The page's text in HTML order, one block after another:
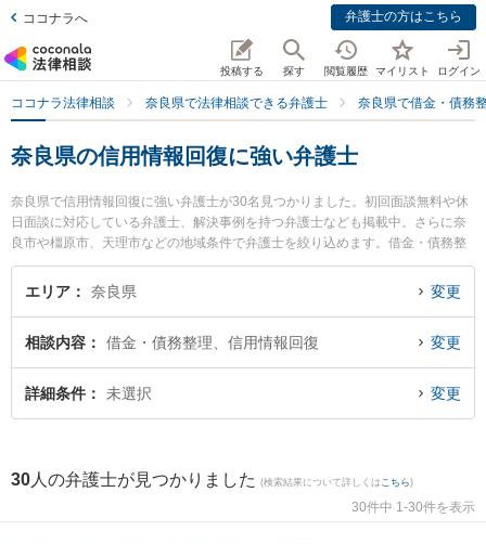
ココナラへ 弁護士の方はこちら
投稿する 探す 閲覧履歴 マイリスト ログイン
ココナラ法律相談 奈良県で法律相談できる弁護士 奈良県で借金・債務
奈良県の信用情報回復に強い弁護士
奈良県で信用情報回復に強い弁護士が30名見つかりました。初回面談無料や休
日面談に対応している弁護士、解決事例を持つ弁護士なども掲載中。さらに奈
良市や橿原市、天理市などの地域条件で弁護士を絞り込めます。借金・債務整
理に関係する消費者金融の債務整理やクレジット会社の債務整理、リボ払いの
債務整理等の細かな分野での絞り込み検索もでき便利です。特に大宮通り法律
注目されています。『奈良県で土日や夜間に発生した信用情報回復のトラブル
を今すぐに弁護士に相談したい』『信用情報回復のトラブル解決の実績豊富な
近くの弁護士を検索したい』『初回相談無料で信用情報回復を法律相談できる
エリア 奈良県 変更
相談内容 借金・債務整理、信用情報回復 変更
詳細条件 未選択 変更
30 人の弁護士が見つかりました (検索結果について詳しくは こちら)
30件中 1-30件を表示